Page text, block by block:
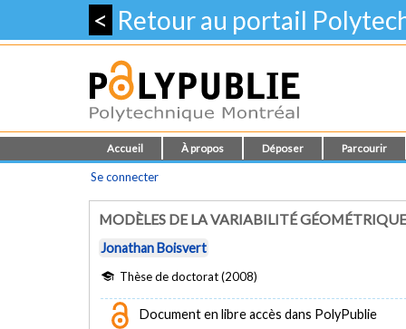
< Retour au portail
Accueil À propos Déposer Parcourir
Se connecter
MODÈLES DE LA VARIABILITÉ
Jonathan Boisvert
Thèse de doctorat (2008)
Document en libre accès dans PolyPublie